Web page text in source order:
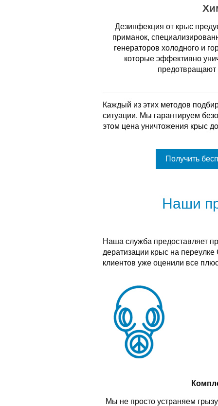
Дезинфекция от крыс
приманок,
генераторов холодного и
которые эффективно
предотвращают
Каждый из этих методов
ситуации. Мы гарантируем
этом цена уничтожения крыс
Получить
Наши
Наша служба предоставляет
дератизации крыс на
клиентов уже оценили все
Мы не просто устраняем